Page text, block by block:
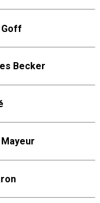
Goff
Becker